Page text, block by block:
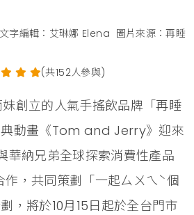
文字編輯：艾琳娜 Elena 圖片來源：再睡
(共152人參與)
創立的人氣手搖飲品牌「再睡
動畫《Tom and Jerry》迎來
華納兄弟全球探索消費性產品
作，共同策劃「一起ㄙㄨㄟˋ個
，將於10月15日起於全台門市